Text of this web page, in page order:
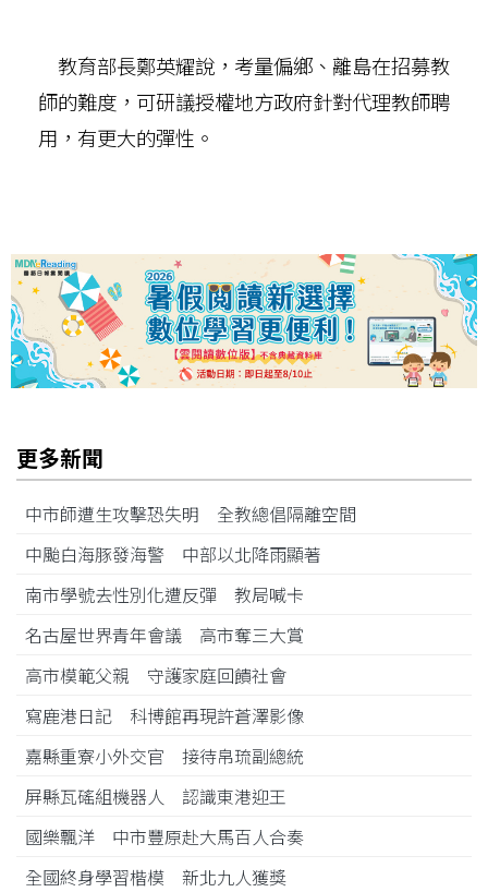
教育部長鄭英耀說，考量偏鄉、離島在招募教
師的難度，可研議授權地方政府針對代理教師聘
用，有更大的彈性。
更多新聞
中市師遭生攻擊恐失明 全教總倡隔離空間
中颱白海豚發海警 中部以北降雨顯著
南市學號去性別化遭反彈 教局喊卡
名古屋世界青年會議 高市奪三大賞
高市模範父親 守護家庭回饋社會
寫鹿港日記 科博館再現許蒼澤影像
嘉縣重寮小外交官 接待帛琉副總統
屏縣瓦磘組機器人 認識東港迎王
國樂飄洋 中市豐原赴大馬百人合奏
全國終身學習楷模 新北九人獲獎